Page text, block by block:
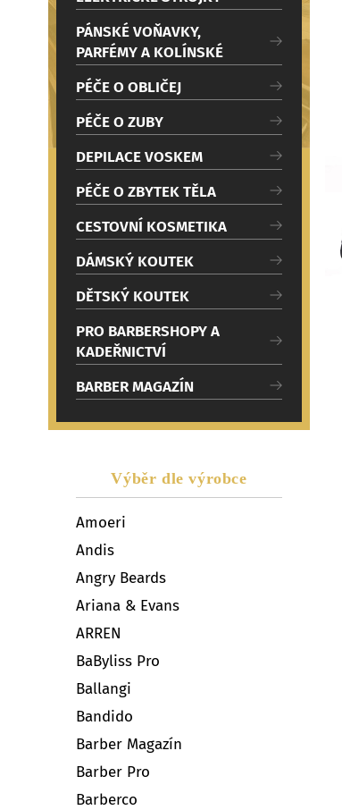
PÁNSKÉ VOŇAVKY,
PARFÉMY A KOLÍNSKÉ
PÉČE O OBLIČEJ
PÉČE O ZUBY
DEPILACE VOSKEM
PÉČE O ZBYTEK TĚLA
CESTOVNÍ KOSMETIKA
DÁMSKÝ KOUTEK
DĚTSKÝ KOUTEK
PRO BARBERSHOPY A
KADEŘNICTVÍ
BARBER MAGAZÍN
Výběr dle výrobce
Amoeri
Andis
Angry Beards
Ariana & Evans
ARREN
BaByliss Pro
Ballangi
Bandido
Barber Magazín
Barber Pro
Barberco